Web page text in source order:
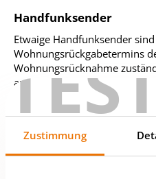
Zustimmung
Handfunksender
Etwaige Handfunksender
Wohnungsrückgabetermins
Wohnungsrücknahme
auszuhändigen.
Heizkörper
Heizkörper von
müssen ordnungsgemäß
können nicht übernommen